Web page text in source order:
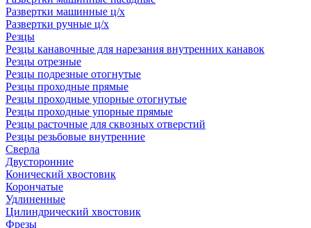
Развертки машинные ц/х
Развертки ручные ц/х
Резцы
Резцы канавочные для нарезания внутренних канавок
Резцы отрезные
Резцы подрезные отогнутые
Резцы проходные прямые
Резцы проходные упорные отогнутые
Резцы проходные упорные прямые
Резцы расточные для сквозных отверстий
Резцы резьбовые внутренние
Сверла
Двусторонние
Конический хвостовик
Корончатые
Удлиненные
Цилиндрический хвостовик
Фрезы